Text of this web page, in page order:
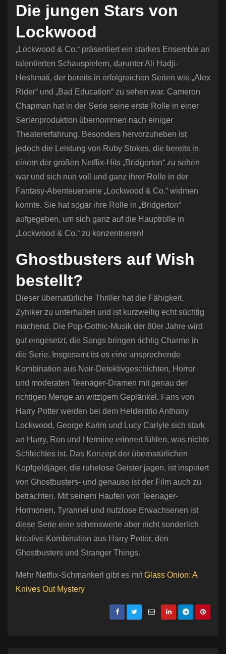
Die jungen Stars von
Lockwood
„Lockwood & Co.“ präsentiert ein starkes Ensemble an
talentierten Schauspielern, darunter Ali Hadji-
Heshmati, der bereits in erfolgreichen Serien wie „Alex
Rider“ und „Bad Education“ zu sehen war. Cameron
Chapman hat in der Serie seine erste Rolle in einer
Serienproduktion übernommen nach einiger
Theatererfahrung. Besonders hervorzuheben ist
jedoch die Leistung von Ruby Stokes, die bereits in
einem der großen Netflix-Hits „Bridgerton“ zu sehen
war und sich nun voll und ganz ihrer Rolle in der
Fantasy-Abenteuerserie „Lockwood & Co.“ widmen
konnte. Sie hat sogar ihre Rolle in „Bridgerton“
aufgegeben, um sich ganz auf die Hauptrolle in
„Lockwood & Co.“ zu konzentrieren!
Ghostbusters auf Wish
bestellt?
Dieser übernatürliche Thriller hat die Fähigkeit,
Zyniker zu unterhalten und ist kurzweilig echt süchtig
machend. Die Pop-Gothic-Musik der 80er Jahre wird
gut eingesetzt, die Songs bringen richtig Charme in
die Serie. Insgesamt ist es eine ansprechende
Kombination aus Noir-Detektivgeschichten, Horror
und moderaten Teenager-Dramen mit genau der
richtigen Menge an witzigem Geplänkel. Fans von
Harry Potter werden bei dem Heldentrio Anthony
Lockwood, George Karim und Lucy Carlyle sich stark
an Harry, Ron und Hermine erinnert fühlen, was nichts
Schlechtes ist. Das Konzept der übernatürlichen
Kopfgeldjäger, die ruhelose Geister jagen, ist inspiriert
von Ghostbusters- und genauso ist der Film auch zu
betrachten. Mit seinem Haufen von Teenager-
Hormonen, Tyrannei und nutzlose Erwachsenen ist
diese Serie eine sehenswerte aber nicht sonderlich
kreative Kombination aus Harry Potter, den
Ghostbusters und Stranger Things.
Mehr Netflix-Schmankerl gibt es mit Glass Onion: A
Knives Out Mystery